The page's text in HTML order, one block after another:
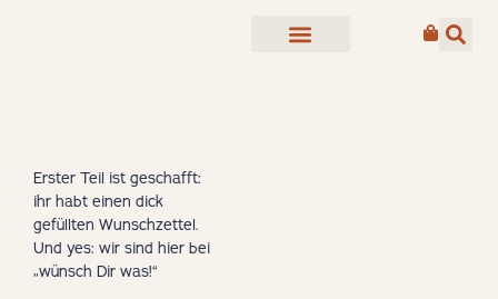
Erster Teil ist geschafft:
ihr habt einen dick
gefüllten Wunschzettel.
Und yes: wir sind hier bei
„wünsch Dir was!“